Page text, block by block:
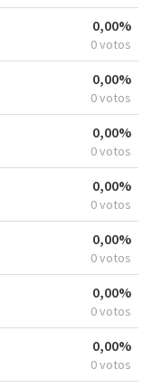
0,00%
0 votos
0,00%
0 votos
0,00%
0 votos
0,00%
0 votos
0,00%
0 votos
0,00%
0 votos
0,00%
0 votos